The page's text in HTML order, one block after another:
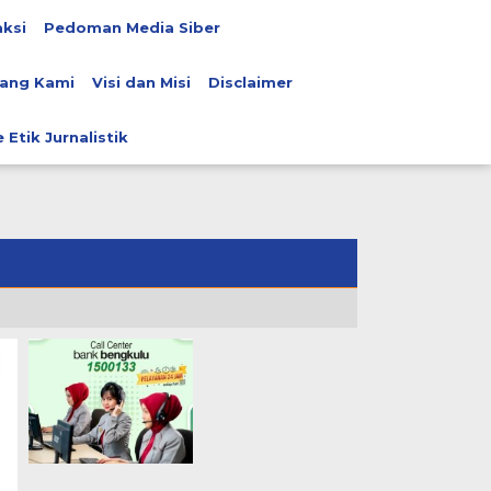
Pedoman Media Siber
Kami Visi dan Misi Disclaimer
Etik Jurnalistik